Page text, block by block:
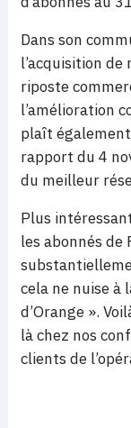
Dans son
l’acquisition
riposte
l’amélioration
plaît également
rapport du 4
du meilleur
Plus
les abonnés
cela ne nuise à
d’Orange ».
là chez nos
clients de